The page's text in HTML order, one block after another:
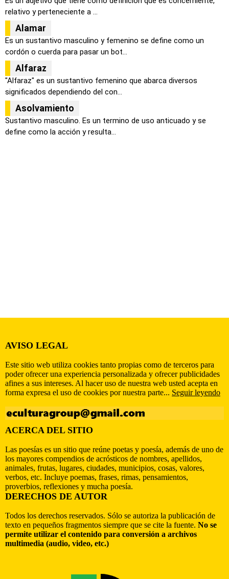
relativo y perteneciente a ...
Alamar
Es un sustantivo masculino y femenino se define como un
cordón o cuerda para pasar un bot...
Alfaraz
"Alfaraz" es un sustantivo femenino que abarca diversos
significados dependiendo del con...
Asolvamiento
Sustantivo masculino. Es un termino de uso anticuado y se
define como la acción y resulta...
AVISO LEGAL
Este sitio web utiliza cookies tanto propias como de terceros para
poder ofrecer una experiencia personalizada y ofrecer publicidades
afines a sus intereses. Al hacer uso de nuestra web usted acepta en
forma expresa el uso de cookies por nuestra parte... Seguir leyendo
ACERCA DEL SITIO
Las poesías es un sitio que reúne poetas y poesía, además de uno de
los mayores compendios de acrósticos de nombres, apellidos,
animales, frutas, lugares, ciudades, municipios, cosas, valores,
verbos, etc. Incluye poemas, frases, rimas, pensamientos,
proverbios, reflexiones y mucha poesía.
DERECHOS DE AUTOR
Todos los derechos reservados. Sólo se autoriza la publicación de
texto en pequeños fragmentos siempre que se cite la fuente. No se
permite utilizar el contenido para conversión a archivos
multimedia (audio, video, etc.)